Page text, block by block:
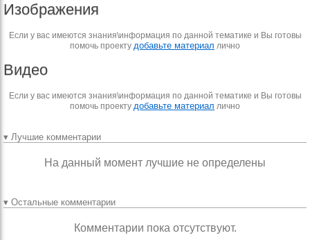
Изображения
Если у вас имеются знания\информация по данной тематике и Вы готовы
помочь проекту добавьте материал лично
Видео
Если у вас имеются знания\информация по данной тематике и Вы готовы
помочь проекту добавьте материал лично
▾ Лучшие комментарии
На данный момент лучшие не определены
▾ Остальные комментарии
Комментарии пока отсутствуют.